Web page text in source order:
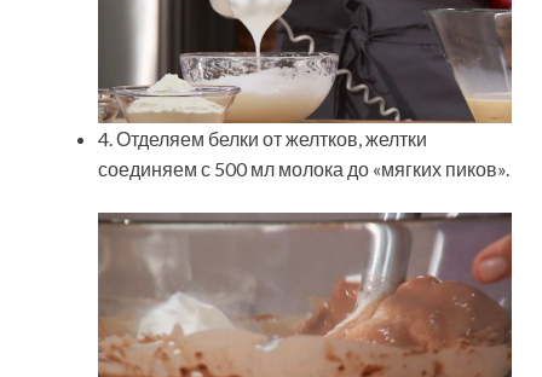
4. Отделяем белки от желтков, желтки
соединяем с 500 мл молока до «мягких пиков».